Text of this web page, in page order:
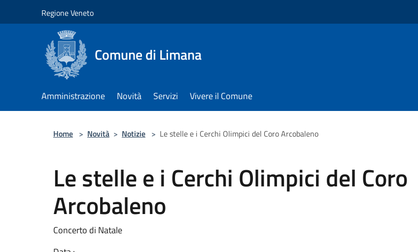
Regione Veneto
Comune di Limana
Amministrazione Novità Servizi Vivere il Comune
Home > Novità > Notizie > Le stelle e i Cerchi Olimpici del Coro Arcobaleno
Le stelle e i Cerchi Olimpici del Coro
Arcobaleno
Concerto di Natale